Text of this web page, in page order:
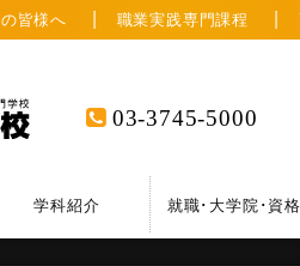
皆様へ 職業実践専門課程
03-3745-5000
学科紹介 就職･大学院･資格